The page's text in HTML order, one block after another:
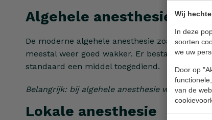
Wij
In deze
soorten
we uw
Door op
van de
Algehele anesthesie
De moderne algehele anesthesie zoals
meestal weer goed wakker. Er bestaat een
standaard een middel toegediend.
Belangrijk: bij algehele anesthesie wordt u
Lokale anesthesie